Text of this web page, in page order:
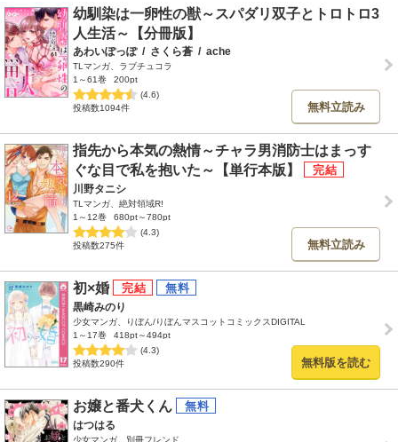
幼馴染は一卵性の獣～スパダリ双子とトロトロ3
人生活～【分冊版】
あわいぽっぽ / さくら蒼 / ache
TLマンガ、ラブチュコラ
1～61巻
200pt
(4.6)
投稿数1094件
無料立読み
指先から本気の熱情～チャラ男消防士はまっす
ぐな目で私を抱いた～【単行本版】
川野タニシ
TLマンガ、絶対領域R!
1～12巻
680pt～780pt
(4.3)
投稿数275件
無料立読み
初×婚
黒崎みのり
少女マンガ、りぼん/りぼんマスコットコミックスDIGITAL
1～17巻
418pt～494pt
(4.3)
投稿数290件
無料版を読む
お嬢と番犬くん
はつはる
少女マンガ、別冊フレンド